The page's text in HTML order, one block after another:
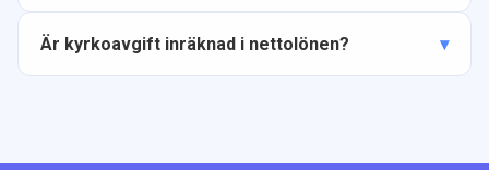
Är kyrkoavgift inräknad i nettolönen?